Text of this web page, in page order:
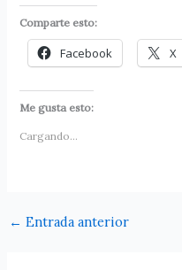
Comparte esto:
Facebook X
Me gusta esto:
Cargando...
← Entrada anterior